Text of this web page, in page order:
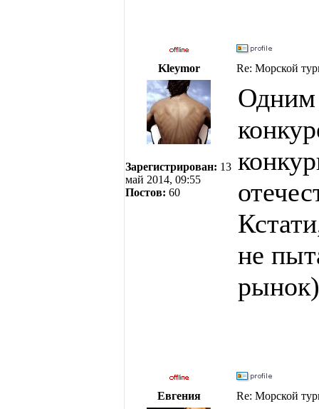
Kleymor Re: Морской
Зарегистрирован: 13
май 2014, 09:55
Постов: 60
Одним
не
Евгения Re: Морской